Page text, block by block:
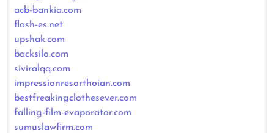
acb-bankia.com
flash-es.net
upshak.com
backsilo.com
siviralqq.com
impressionresorthoian.com
bestfreakingclothesever.com
falling-film-evaporator.com
sumuslawfirm.com